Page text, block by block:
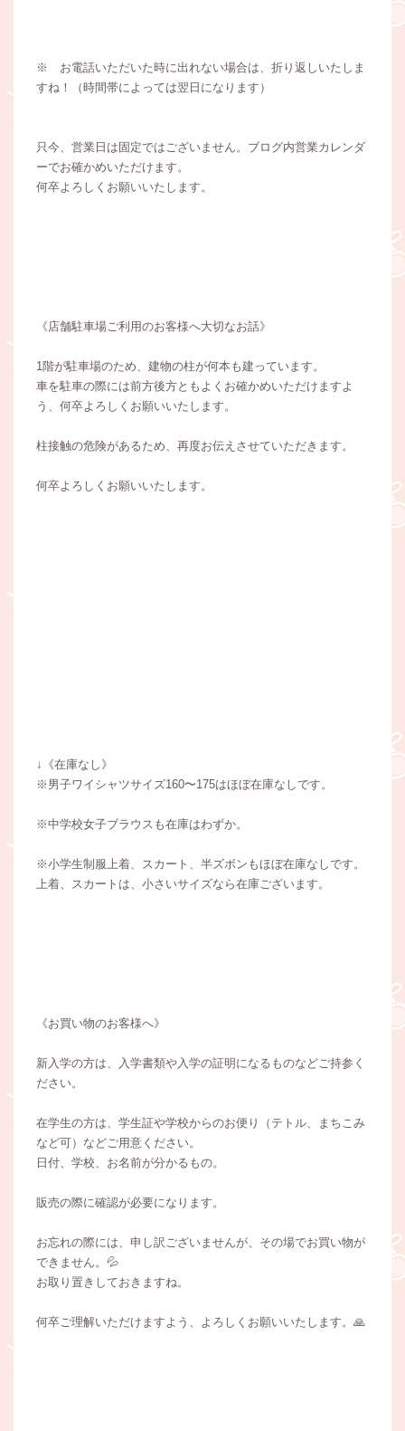
※ お電話いただいた時に出れない場合は、折り返しいたしま
すね！（時間帯によっては翌日になります）
只今、営業日は固定ではございません。ブログ内営業カレンダ
ーでお確かめいただけます。
何卒よろしくお願いいたします。
《店舗駐車場ご利用のお客様へ大切なお話》
1階が駐車場のため、建物の柱が何本も建っています。
車を駐車の際には前方後方ともよくお確かめいただけますよ
う、何卒よろしくお願いいたします。
柱接触の危険があるため、再度お伝えさせていただきます。
何卒よろしくお願いいたします。
↓《在庫なし》
※男子ワイシャツサイズ160〜175はほぼ在庫なしです。
※中学校女子ブラウスも在庫はわずか。
※小学生制服上着、スカート、半ズボンもほぼ在庫なしです。
上着、スカートは、小さいサイズなら在庫ございます。
《お買い物のお客様へ》
新入学の方は、入学書類や入学の証明になるものなどご持参く
ださい。
在学生の方は、学生証や学校からのお便り（テトル、まちこみ
など可）などご用意ください。
日付、学校、お名前が分かるもの。
販売の際に確認が必要になります。
お忘れの際には、申し訳ございませんが、その場でお買い物が
できません。💦
お取り置きしておきますね。
何卒ご理解いただけますよう、よろしくお願いいたします。🙏